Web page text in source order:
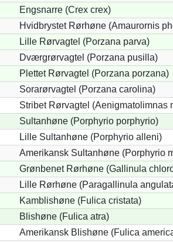
Engsnarre (Crex crex)
Hvidbrystet Rørhøne (Amaurornis
Lille Rørvagtel (Porzana parva)
Dværgrørvagtel (Porzana pusilla)
Plettet Rørvagtel (Porzana porzana)
Sorarørvagtel (Porzana carolina)
Stribet Rørvagtel (Aenigmatolimnas
Sultanhøne (Porphyrio porphyrio)
Lille Sultanhøne (Porphyrio alleni)
Amerikansk Sultanhøne (Porphyrio
Grønbenet Rørhøne (Gallinula
Lille Rørhøne (Paragallinula
Kamblishøne (Fulica cristata)
Blishøne (Fulica atra)
Amerikansk Blishøne (Fulica